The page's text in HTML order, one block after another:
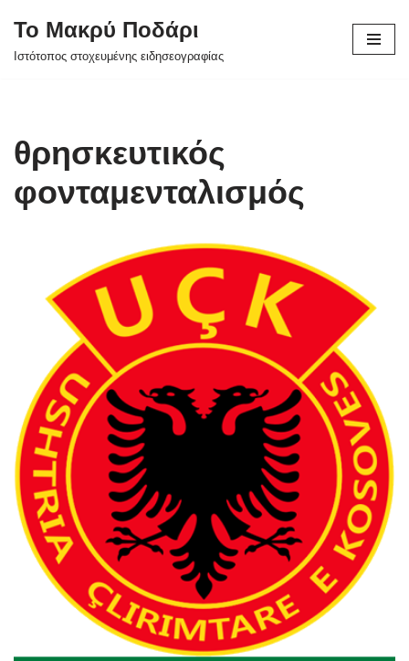
Μεταπηδήστε
Το Μακρύ Ποδάρι
Ιστότοπος στοχευμένης ειδησεογραφίας
θρησκευτικός
φονταμενταλισμός